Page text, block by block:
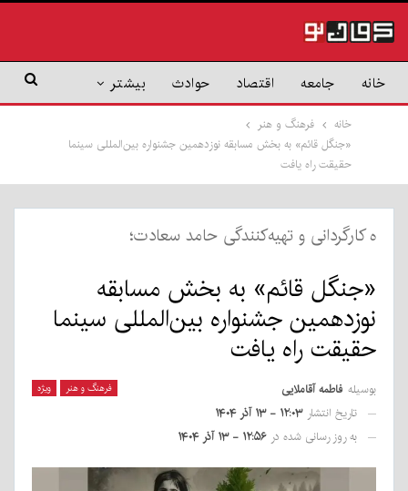
خانه جامعه اقتصاد حوادث بیشتر
خانه
فرهنگ و هنر
«جنگل قائم» به بخش مسابقه نوزدهمین جشنواره بین‌المللی سینما
حقیقت راه یافت
ه کارگردانی و تهیه‌کنندگی حامد سعادت؛
«جنگل قائم» به بخش مسابقه
نوزدهمین جشنواره بین‌المللی سینما
حقیقت راه یافت
فرهنگ و هنر ویژه بوسیله فاطمه آقاملایی
تاریخ انتشار ۱۲:۰۳ - ۱۳ آذر ۱۴۰۴
به روز رسانی شده در ۱۲:۵۶ - ۱۳ آذر ۱۴۰۴